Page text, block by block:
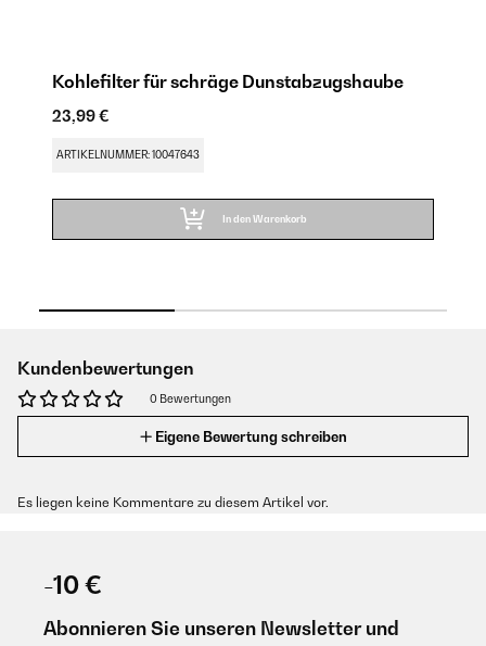
Kohlefilter für schräge Dunstabzugshaube
23,99 €
ARTIKELNUMMER: 10047643
In den Warenkorb
Kundenbewertungen
0 Bewertungen
Eigene Bewertung schreiben
Es liegen keine Kommentare zu diesem Artikel vor.
-10 €
Abonnieren Sie unseren Newsletter und